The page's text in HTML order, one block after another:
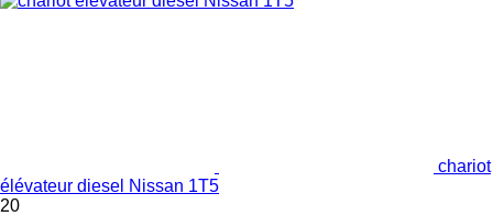
chariot
élévateur diesel Nissan 1T5
20